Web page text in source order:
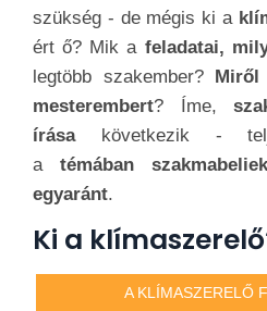
szükség - de mégis ki a
ért ő? Mik a feladatai,
legtöbb szakember?
mesterembert? Íme,
írása következik -
atémában
egyaránt.
Ki a
A KLÍMASZERELŐ